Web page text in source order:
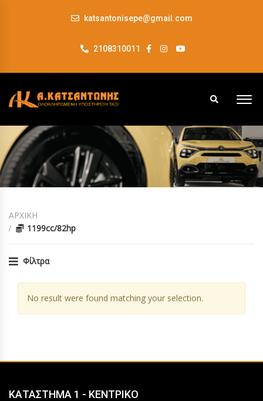
katsantonisepe@gmail.com
2108310011
ΑΡΧΙΚΗ
1199cc/82hp
Φίλτρα
No result were found matching your selection.
ΚΑΤΑΣΤΗΜΑ 1 - ΚΕΝΤΡΙΚΟ